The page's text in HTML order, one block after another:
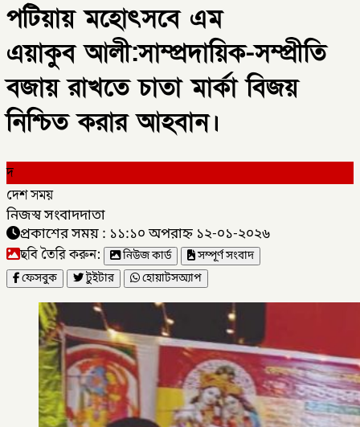
পটিয়ায় মহোৎসবে এম
এয়াকুব আলী:সাম্প্রদায়িক-সম্প্রীতি
বজায় রাখতে চাতা মার্কা বিজয়
নিশ্চিত করার আহবান।
দ
দেশ সময়
নিজস্ব সংবাদদাতা
প্রকাশের সময় : ১১:১০ অপরাহ্ন ১২-০১-২০২৬
ছবি তৈরি করুন: নিউজ কার্ড
সম্পূর্ণ সংবাদ
ফেসবুক
টুইটার হোয়াটসঅ্যাপ